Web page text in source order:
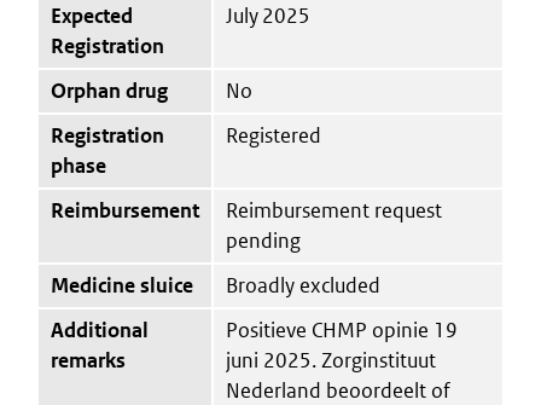
Expected
Registration
July 2025
Orphan drug
No
Registration
phase
Registered
Reimbursement
Reimbursement request
pending
Medicine sluice
Broadly excluded
Additional
remarks
Positieve CHMP opinie 19
juni 2025. Zorginstituut
Nederland beoordeelt of